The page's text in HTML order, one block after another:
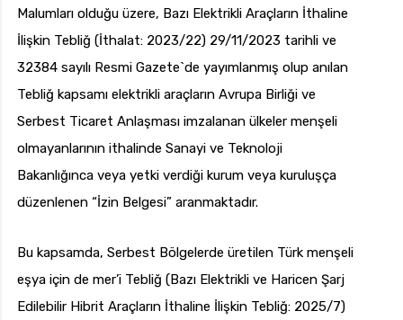
Malumları olduğu üzere, Bazı Elektrikli Araçların İthaline
İlişkin Tebliğ (İthalat: 2023/22) 29/11/2023 tarihli ve
32384 sayılı Resmi Gazete`de yayımlanmış olup anılan
Tebliğ kapsamı elektrikli araçların Avrupa Birliği ve
Serbest Ticaret Anlaşması imzalanan ülkeler menşeli
olmayanlarının ithalinde Sanayi ve Teknoloji
Bakanlığınca veya yetki verdiği kurum veya kuruluşça
düzenlenen “İzin Belgesi” aranmaktadır.
Bu kapsamda, Serbest Bölgelerde üretilen Türk menşeli
eşya için de mer’i Tebliğ (Bazı Elektrikli ve Haricen Şarj
Edilebilir Hibrit Araçların İthaline İlişkin Tebliğ: 2025/7)